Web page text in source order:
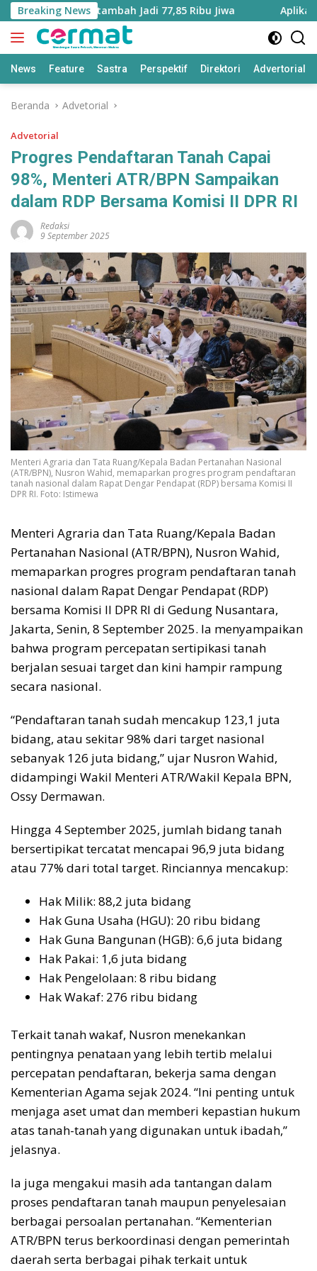
Langsung
ke
konten
Breaking News
Utara Bertambah Jadi 77,85 Ribu Jiwa Aplikasi
News Feature Sastra Perspektif Direktori Advertorial
Beranda Advetorial
Advetorial
Progres Pendaftaran Tanah Capai
98%, Menteri ATR/BPN Sampaikan
dalam RDP Bersama Komisi II DPR RI
Redaksi
9 September 2025
Menteri Agraria dan Tata Ruang/Kepala Badan Pertanahan Nasional
(ATR/BPN), Nusron Wahid, memaparkan progres program pendaftaran
tanah nasional dalam Rapat Dengar Pendapat (RDP) bersama Komisi II
DPR RI. Foto: Istimewa
Menteri Agraria dan Tata Ruang/Kepala Badan
Pertanahan Nasional (ATR/BPN), Nusron Wahid,
memaparkan progres program pendaftaran tanah
nasional dalam Rapat Dengar Pendapat (RDP)
bersama Komisi II DPR RI di Gedung Nusantara,
Jakarta, Senin, 8 September 2025. Ia menyampaikan
bahwa program percepatan sertipikasi tanah
berjalan sesuai target dan kini hampir rampung
secara nasional.
“Pendaftaran tanah sudah mencakup 123,1 juta
bidang, atau sekitar 98% dari target nasional
sebanyak 126 juta bidang,” ujar Nusron Wahid,
didampingi Wakil Menteri ATR/Wakil Kepala BPN,
Ossy Dermawan.
Hingga 4 September 2025, jumlah bidang tanah
bersertipikat tercatat mencapai 96,9 juta bidang
atau 77% dari total target. Rinciannya mencakup:
Hak Milik: 88,2 juta bidang
Hak Guna Usaha (HGU): 20 ribu bidang
Hak Guna Bangunan (HGB): 6,6 juta bidang
Hak Pakai: 1,6 juta bidang
Hak Pengelolaan: 8 ribu bidang
Hak Wakaf: 276 ribu bidang
Terkait tanah wakaf, Nusron menekankan
pentingnya penataan yang lebih tertib melalui
percepatan pendaftaran, bekerja sama dengan
Kementerian Agama sejak 2024. “Ini penting untuk
menjaga aset umat dan memberi kepastian hukum
atas tanah-tanah yang digunakan untuk ibadah,”
jelasnya.
Ia juga mengakui masih ada tantangan dalam
proses pendaftaran tanah maupun penyelesaian
berbagai persoalan pertanahan. “Kementerian
ATR/BPN terus berkoordinasi dengan pemerintah
daerah serta berbagai pihak terkait untuk